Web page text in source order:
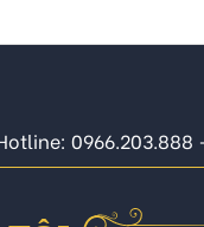
0966.203.888